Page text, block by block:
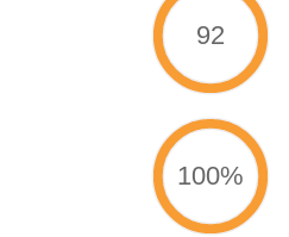
92
100%